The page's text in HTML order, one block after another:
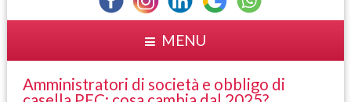
MENU
Amministratori di società e obbligo di